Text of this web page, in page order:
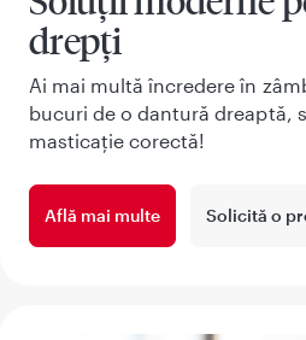
drepți
Ai mai multă încredere în
bucuri de o dantură dreaptă,
masticație corectă!
Află mai multe Solicită o